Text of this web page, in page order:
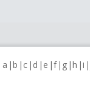
a b c d e f g h i